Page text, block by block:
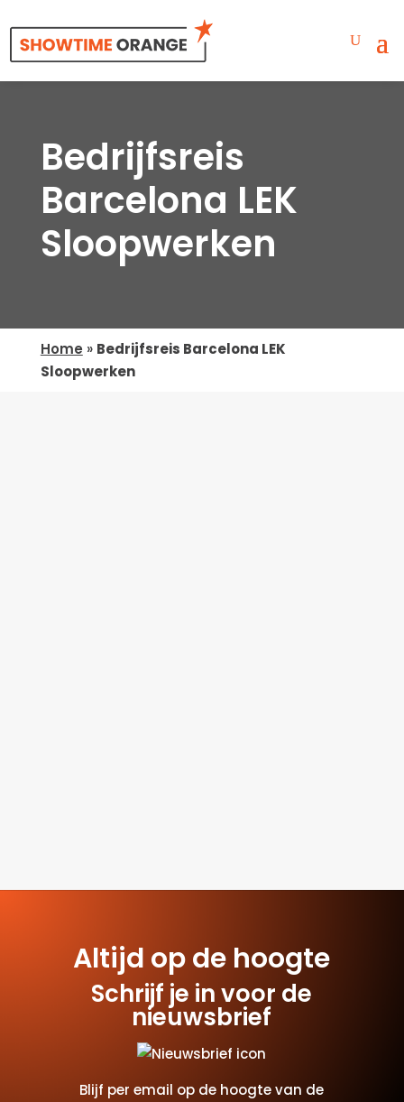
Bedrijfsreis
Barcelona LEK
Sloopwerken
Home » Bedrijfsreis Barcelona LEK
Sloopwerken
Altijd op de hoogte
Schrijf je in voor de
nieuwsbrief
Blijf per email op de hoogte van de